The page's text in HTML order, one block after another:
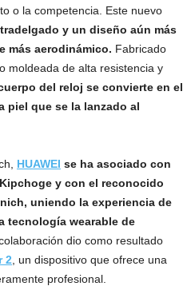
o la competencia. Este nuevo
y un diseño aún más
más aerodinámico. Fabricado
moldeada de alta resistencia y
del reloj se convierte en el
piel que se la lanzado al
HUAWEI se ha asociado con
y con el reconocido
uniendo la experiencia de
tecnología wearable de
dio como resultado
2 , un dispositivo que ofrece una
profesional.